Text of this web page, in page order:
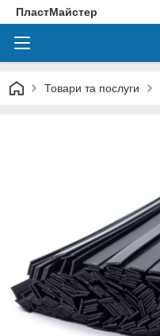
ПластМайстер
Товари та послуги